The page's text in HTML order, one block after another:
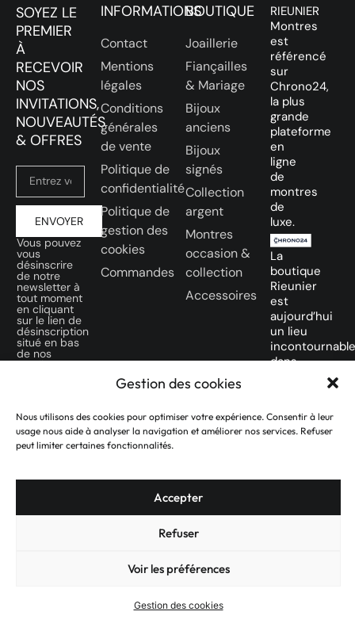
Gestion des cookies
Nous utilisons des cookies pour optimiser votre expérience. Consentir à leur
usage nous aide à analyser la navigation et améliorer nos services. Refuser
peut limiter certaines fonctionnalités.
Accepter
Refuser
Voir les préférences
Gestion des cookies
SOYEZ LE
PREMIER
À
RECEVOIR
NOS
INVITATIONS,
NOUVEAUTÉS
& OFFRES
ENVOYER
Vous pouvez
vous
désinscrire
de notre
newsletter à
tout moment
en cliquant
sur le lien de
désinscription
situé en bas
de nos
emails.
NOS
RÉSEAUX
SOCIAUX
INFORMATIONS
Contact
Mentions
légales
Conditions
générales
de vente
Politique de
confidentialité
Politique de
gestion des
cookies
Commandes
BOUTIQUE
Joaillerie
Fiançailles
& Mariage
Bijoux
anciens
Bijoux
signés
Collection
argent
Montres
occasion &
collection
Accessoires
RIEUNIER
Montres
est
référencé
sur
Chrono24,
la plus
grande
plateforme
en
ligne
de
montres
de
luxe.
La
boutique
Rieunier
est
aujourd’hui
un lieu
incontournable
dans
amateurs
de
© Réalisé par Designea - 2025